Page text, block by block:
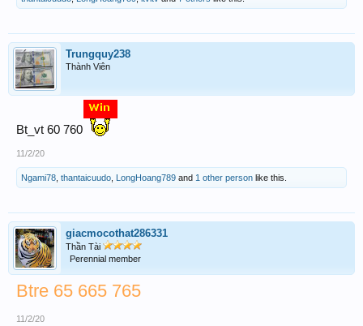
Trungquy238
Thành Viên
Bt_vt 60 760
11/2/20
Ngami78 thantaicuudo LongHoang789 and 1 other person like this.
giacmocothat286331
Thần Tài
Perennial member
Btre 65 665 765
11/2/20